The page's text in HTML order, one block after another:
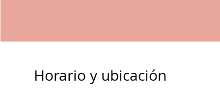
Horario y ubicación